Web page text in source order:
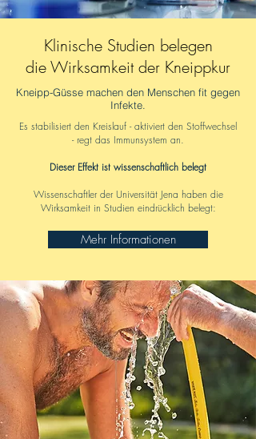
Klinische Studien belegen
die Wirksamkeitder Kneippkur
Kneipp-Güsse machen den Menschen fit gegen
Infekte.
Es stabilisiert den Kreislauf - aktiviert den Stoffwechsel
- regt das Immunsystem an.
Dieser Effekt ist wissenschaftlich belegt
Wissenschaftler der Universität Jena haben die
Wirksamkeit in Studien eindrücklich belegt:
Mehr Informationen